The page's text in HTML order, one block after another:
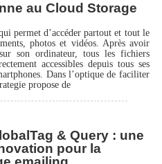
au Cloud Storage
permet d’accéder partout et tout le
photos et vidéos. Après avoir
son ordinateur, tous les fichiers
accessibles depuis tous ses
Dans l’optique de faciliter
propose de
& Query : une
pour la